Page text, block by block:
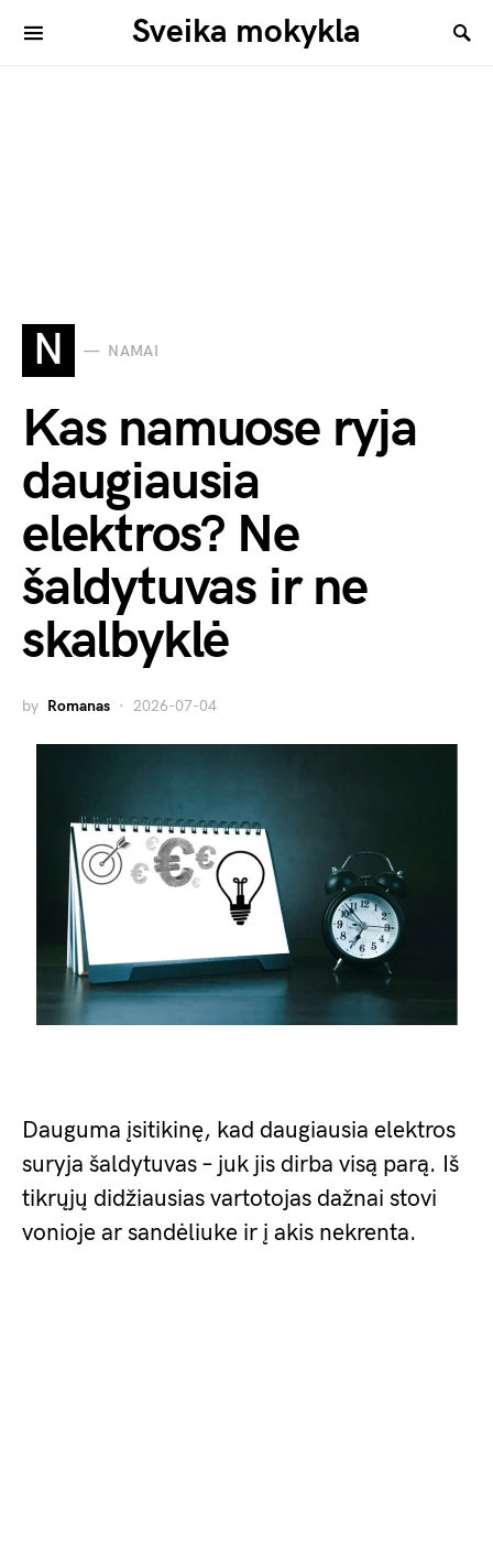
Sveika mokykla
N NAMAI
Kas namuose ryja
daugiausia
elektros? Ne
šaldytuvas ir ne
skalbyklė
by Romanas 2026-07-04
Dauguma įsitikinę, kad daugiausia elektros
suryja šaldytuvas – juk jis dirba visą parą. Iš
tikrųjų didžiausias vartotojas dažnai stovi
vonioje ar sandėliuke ir į akis nekrenta.